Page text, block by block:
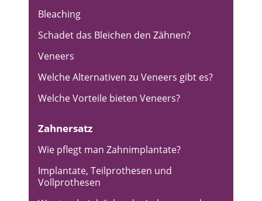
Bleaching
Schadet das Bleichen den Zähnen?
Veneers
Welche Alternativen zu Veneers gibt es?
Welche Vorteile bieten Veneers?
Zahnersatz
Wie pflegt man Zahnimplantate?
Implantate, Teilprothesen und
Vollprothesen